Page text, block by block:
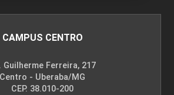
CAMPUS CENTRO
Guilherme Ferreira, 217
Centro - Uberaba/MG
CEP. 38.010-200